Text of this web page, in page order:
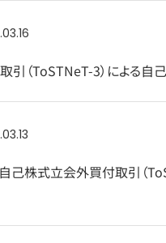
引（ToSTNeT-3）による自
己株式立会外買付取引（